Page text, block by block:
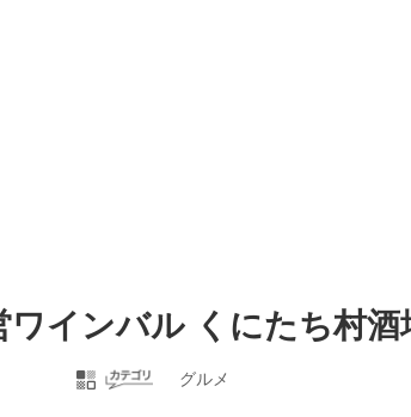
ワインバル くにたち村酒
グルメ